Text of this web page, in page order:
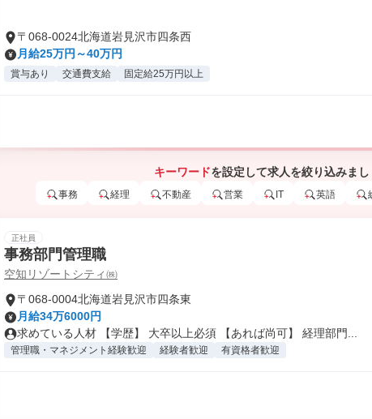
〒068-0024北海道岩見沢市四条西
月給25万円～40万円
賞与あり 交通費支給 固定給25万円以上
キーワードを設定して求人を絞り込みま
事務 経理 不動産 営業 IT 英語
正社員
事務部門管理職
空知リゾートシティ㈱
〒068-0004北海道岩見沢市四条東
月給34万6000円
求めている人材 【学歴】 大卒以上必須 【あれば尚可】 経理部門...
管理職・マネジメント経験歓迎 経験者歓迎 有資格者歓迎